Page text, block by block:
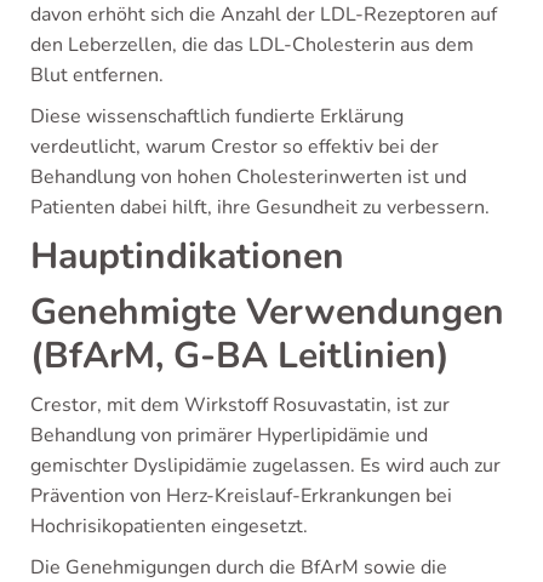
davon erhöht sich die Anzahl der LDL-Rezeptoren auf
den Leberzellen, die das LDL-Cholesterin aus dem
Blut entfernen.
Diese wissenschaftlich fundierte Erklärung
verdeutlicht, warum Crestor so effektiv bei der
Behandlung von hohen Cholesterinwerten ist und
Patienten dabei hilft, ihre Gesundheit zu verbessern.
Hauptindikationen
Genehmigte Verwendungen
(BfArM, G-BA Leitlinien)
Crestor, mit dem Wirkstoff Rosuvastatin, ist zur
Behandlung von primärer Hyperlipidämie und
gemischter Dyslipidämie zugelassen. Es wird auch zur
Prävention von Herz-Kreislauf-Erkrankungen bei
Hochrisikopatienten eingesetzt.
Die Genehmigungen durch die BfArM sowie die